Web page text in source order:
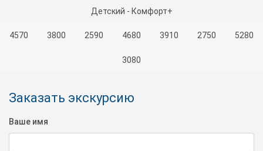
Детский - Комфорт+
4570 3800 2590 4680 3910 2750 5280
3080
Заказать экскурсию
Ваше имя